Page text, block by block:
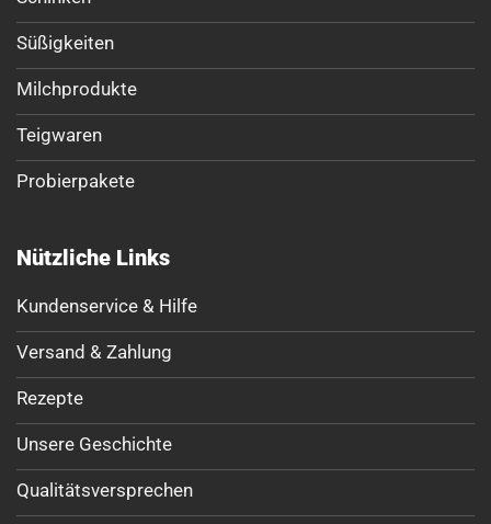
Süßigkeiten
Milchprodukte
Teigwaren
Probierpakete
Nützliche Links
Kundenservice & Hilfe
Versand & Zahlung
Rezepte
Unsere Geschichte
Qualitätsversprechen